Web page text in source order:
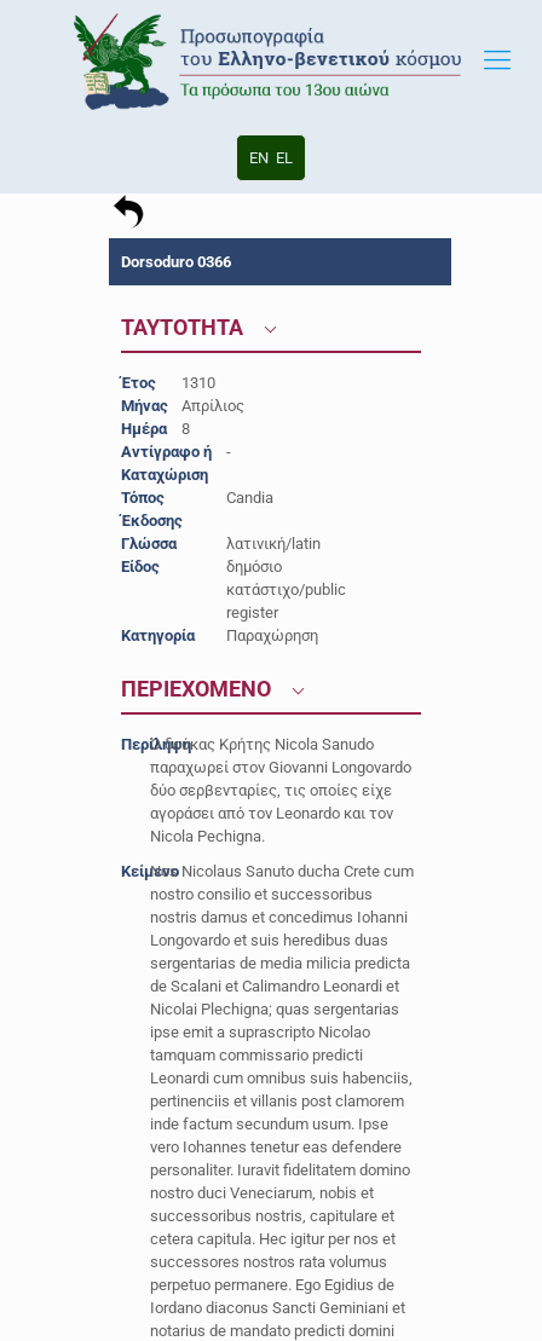
EN EL
Dorsoduro 0366
ΤΑΥΤΟΤΗΤΑ
Έτος
1310
Μήνας
Απρίλιος
Ημέρα
8
Αντίγραφο ή
Καταχώριση
-
Τόπος
Έκδοσης
Candia
Γλώσσα
λατινική/latin
Είδος
δημόσιο
κατάστιχο/public
register
Κατηγορία
Παραχώρηση
ΠΕΡΙΕΧΟΜΕΝΟ
Περίληψη
Ο δούκας Κρήτης Nicola Sanudo
παραχωρεί στον Giovanni Longovardo
δύο σερβενταρίες, τις οποίες είχε
αγοράσει από τον Leonardo και τον
Nicola Pechigna.
ΚείμενοNos Nicolaus Sanuto ducha Crete cum
nostro consilio et successoribus
nostris damus et concedimus Iohanni
Longovardo et suis heredibus duas
sergentarias de media milicia predicta
de Scalani et Calimandro Leonardi et
Nicolai Plechigna; quas sergentarias
ipse emit a suprascripto Nicolao
tamquam commissario predicti
Leonardi cum omnibus suis habenciis,
pertinenciis et villanis post clamorem
inde factum secundum usum. Ipse
vero Iohannes tenetur eas defendere
personaliter. Iuravit fidelitatem domino
nostro duci Veneciarum, nobis et
successoribus nostris, capitulare et
cetera capitula. Hec igitur per nos et
successores nostros rata volumus
perpetuo permanere. Ego Egidius de
Iordano diaconus Sancti Geminiani et
notarius de mandato predicti domini